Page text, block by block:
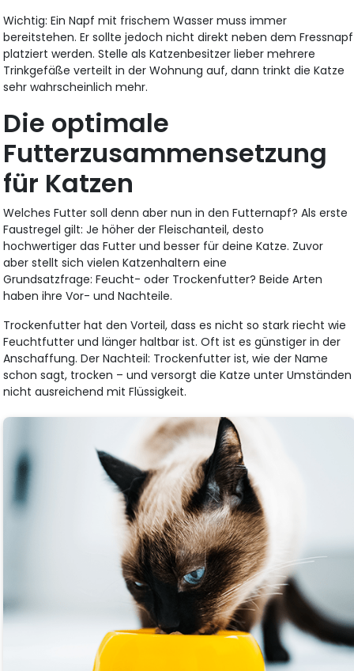
Wichtig: Ein Napf mit frischem Wasser muss immer
bereitstehen. Er sollte jedoch nicht direkt neben dem Fressnapf
platziert werden. Stelle als Katzenbesitzer lieber mehrere
Trinkgefäße verteilt in der Wohnung auf, dann trinkt die Katze
sehr wahrscheinlich mehr.
Die optimale
Futterzusammensetzung
für Katzen
Welches Futter soll denn aber nun in den Futternapf? Als erste
Faustregel gilt: Je höher der Fleischanteil, desto
hochwertiger das Futter und besser für deine Katze. Zuvor
aber stellt sich vielen Katzenhaltern eine
Grundsatzfrage: Feucht- oder Trockenfutter? Beide Arten
haben ihre Vor- und Nachteile.
Trockenfutter hat den Vorteil, dass es nicht so stark riecht wie
Feuchtfutter und länger haltbar ist. Oft ist es günstiger in der
Anschaffung. Der Nachteil: Trockenfutter ist, wie der Name
schon sagt, trocken – und versorgt die Katze unter Umständen
nicht ausreichend mit Flüssigkeit.